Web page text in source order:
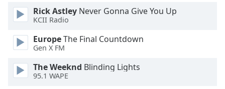
BackgroundRick Astley Never Gonna Give You Up
KCII Radio
EuropeThe Final Countdown
Gen X FM
The Weeknd Blinding Lights
95.1 WAPE